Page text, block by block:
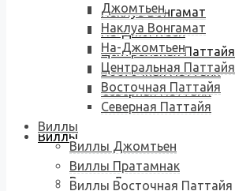
Наклуа Вонгамат
На-Джомтьен
Центральная Паттайя
Восточная Паттайя
Северная Паттайя
Виллы
Виллы Джомтьен
Джомтьен
Наклуа Вонгамат
На-Джомтьен
Центральная Паттайя
Восточная Паттайя
Северная Паттайя
Виллы
Виллы Джомтьен
Виллы Пратамнак
Виллы Восточная Паттайя